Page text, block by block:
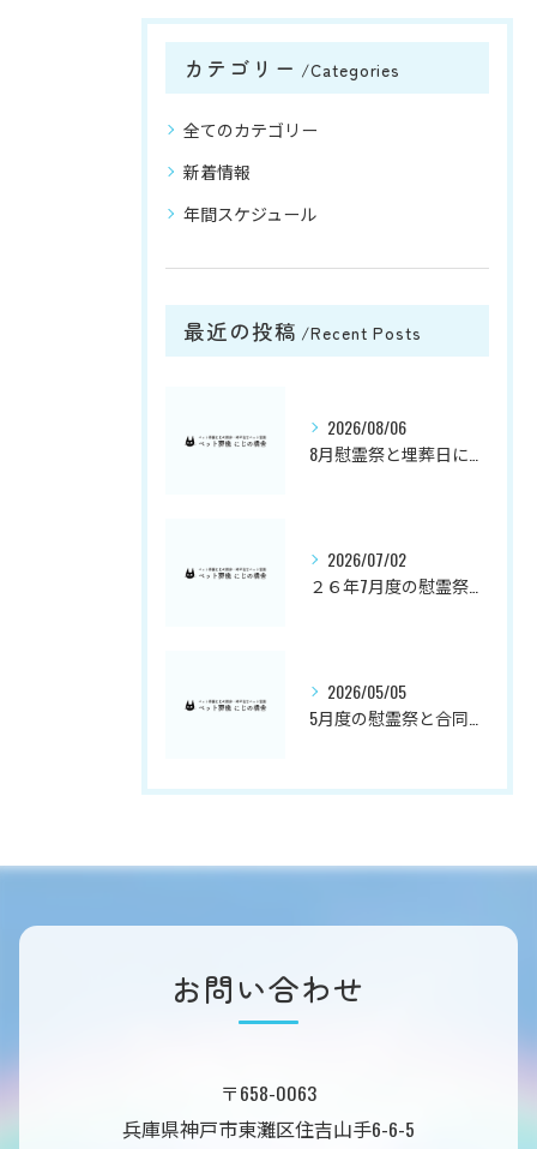
カテゴリー Categories
全てのカテゴリー
新着情報
年間スケジュール
最近の投稿 Recent Posts
2026/08/06
2026/07/02
2026/05/05
お問い合わせ
〒658-0063
兵庫県神戸市東灘区住吉山手6-6-5